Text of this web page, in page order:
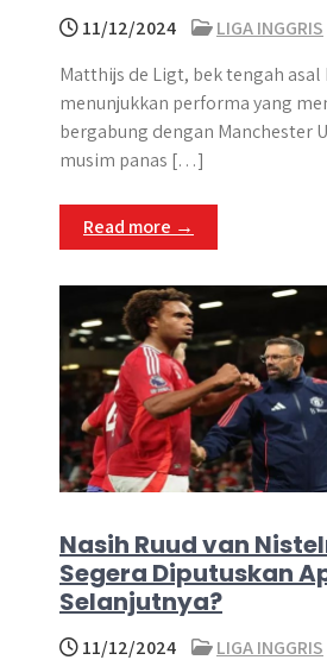
11/12/2024
LIGA INGGRIS
Matthijs de Ligt, bek tengah
menunjukkan performa yang
bergabung dengan Manchester
musim panas […]
Read more →
Nasih Ruud van
Segera Diputuskan
Selanjutnya?
11/12/2024 LIGA INGGRIS